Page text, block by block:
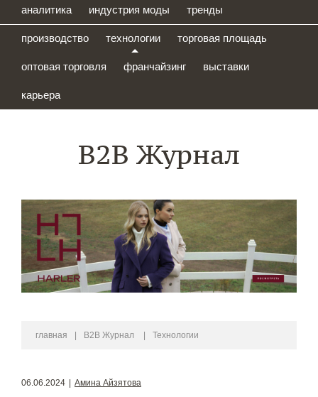
аналитика индустрия моды тренды
производство технологии торговая площадь
оптовая торговля франчайзинг выставки
карьера
B2B Журнал
главная B2B Журнал Технологии
06.06.2024 Амина Айзятова